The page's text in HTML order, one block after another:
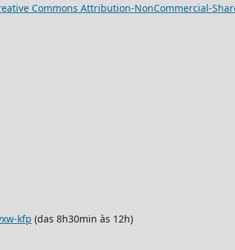
Commons Attribution-NonCommercial-
kfp (das 8h30min às 12h)